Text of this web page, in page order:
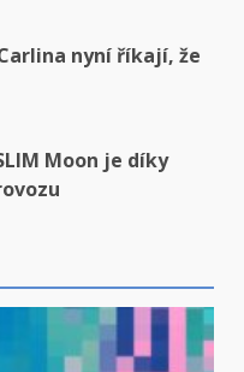
nyní říkají, že
Moon je díky